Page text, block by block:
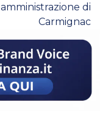
amministrazione di
Carmignac